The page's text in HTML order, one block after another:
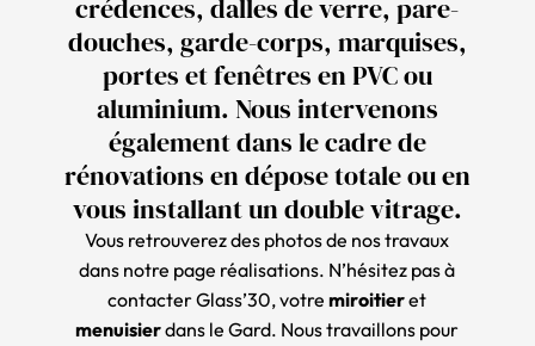
crédences, dalles de verre, pare-
douches, garde-corps, marquises,
portes et fenêtres en PVC ou
aluminium. Nous intervenons
également dans le cadre de
rénovations en dépose totale ou en
vous installant un double vitrage.
Vous retrouverez des photos de nos travaux
dans notre page réalisations. N’hésitez pas à
contacter Glass’30, votremiroitieret
menuisierdans le Gard. Nous travaillons pour